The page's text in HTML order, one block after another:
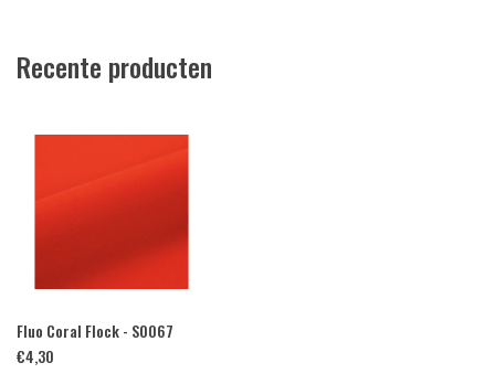
Recente producten
Fluo Coral Flock - S0067
€4,30